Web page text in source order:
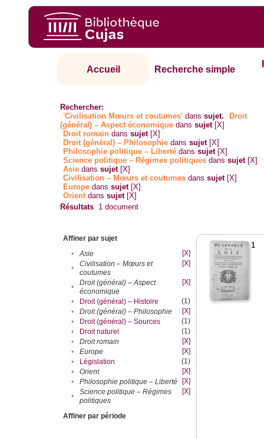
Accueil Recherche simple
Rechercher:
'Civilisation Mœurs et coutumes' danssujet.
Droit
(général) – Aspect économique danssujet [X]
Droit romain danssujet [X]
Droit (général) – Philosophie danssujet [X]
Philosophie politique – Liberté danssujet [X]
Science politique – Régimes politiques danssujet [X]
Asie danssujet [X]
Civilisation – Mœurs et coutumes danssujet [X]
Europe danssujet [X]
Orientdanssujet [X]
Résultats 1 document
Affiner par sujet
•
Asie
[X]
•
Civilisation – Mœurs et
coutumes
[X]
•
Droit (général) – Aspect
économique
[X]
• Droit (général) – Histoire
(1)
•
Droit (général) – Philosophie
[X]
•
Droit (général) – Sources
(1)
•
Droit naturel
(1)
•
Droit romain
[X]
•
Europe
[X]
•
Législation
(1)
•
Orient
[X]
•
Philosophie politique – Liberté
[X]
•
Science politique – Régimes
politiques
[X]
Affiner par période
1